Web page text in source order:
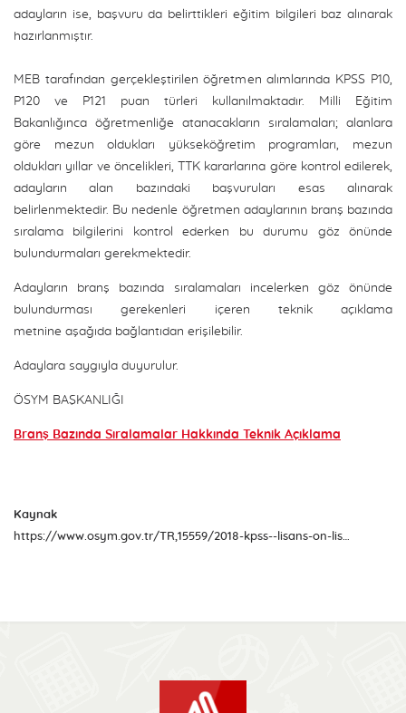
adayların ise, başvuru da belirttikleri eğitim bilgileri baz alınarak
hazırlanmıştır.
MEB tarafından gerçekleştirilen öğretmen alımlarında KPSS P10,
P120 ve P121 puan türleri kullanılmaktadır. Milli Eğitim
Bakanlığınca öğretmenliğe atanacakların sıralamaları; alanlara
göre mezun oldukları yükseköğretim programları, mezun
oldukları yıllar ve öncelikleri, TTK kararlarına göre kontrol edilerek,
adayların alan bazındaki başvuruları esas alınarak
belirlenmektedir. Bu nedenle öğretmen adaylarının branş bazında
sıralama bilgilerini kontrol ederken bu durumu göz önünde
bulundurmaları gerekmektedir.
Adayların branş bazında sıralamaları incelerken göz önünde
bulundurması gerekenleri içeren teknik açıklama
metnine aşağıda bağlantıdan erişilebilir.
Adaylara saygıyla duyurulur.
ÖSYM BAŞKANLIĞI
Branş Bazında Sıralamalar Hakkında Teknik Açıklama
Kaynak
https://www.osym.gov.tr/TR,15559/2018-kpss--lisans-on-lisans-ve-ortaogretim-brans-bazinda-siralamalarin-guncellenmesi-18012019.html